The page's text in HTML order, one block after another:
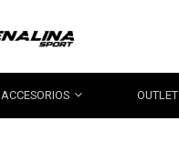
ACCESORIOS OUTLET